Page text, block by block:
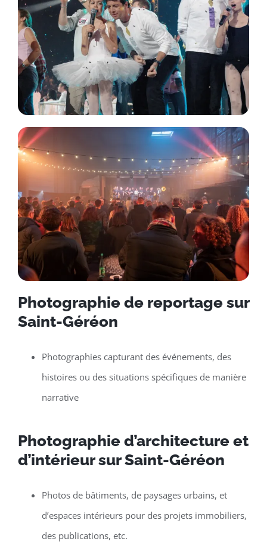
Photographie de reportage sur
Saint-Géréon
Photographies capturant des événements, des
histoires ou des situations spécifiques de manière
narrative
Photographie d’architecture et
d’intérieur sur Saint-Géréon
Photos de bâtiments, de paysages urbains, et
d’espaces intérieurs pour des projets immobiliers,
des publications, etc.